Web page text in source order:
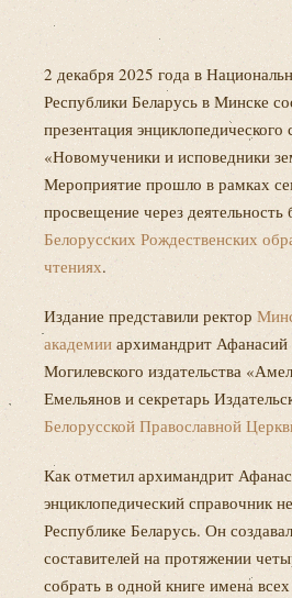
2 декабря 2025 года в
Республики Беларусь в Минске
презентация энциклопедического
«Новомученики и исповедники
Мероприятие прошло в рамках
просвещение через деятельность
Белорусских Рождественских
чтениях.
Издание представили ректор
академии архимандрит Афанасий
Могилевского издательства
Емельянов и секретарь
Белорусской Православной
Как отметил архимандрит
энциклопедический справочник
Республике Беларусь. Он
составителей на протяжении
собрать в одной книге имена